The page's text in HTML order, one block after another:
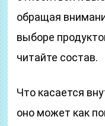
обращая
выборе
читайте состав.
Что касается
оно может как